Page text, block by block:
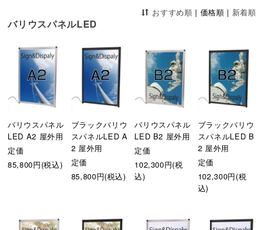
バリウスパネルLED
おすすめ順 | 価格順 | 新着順
バリウスパネル
LED A2 屋外用
定価
85,800円(税込)
ブラックバリウ
スパネルLED A
2 屋外用
定価
85,800円(税込)
バリウスパネル
LED B2 屋外用
定価
102,300円(税
込)
ブラックバリウ
スパネルLED B
2 屋外用
定価
102,300円(税
込)